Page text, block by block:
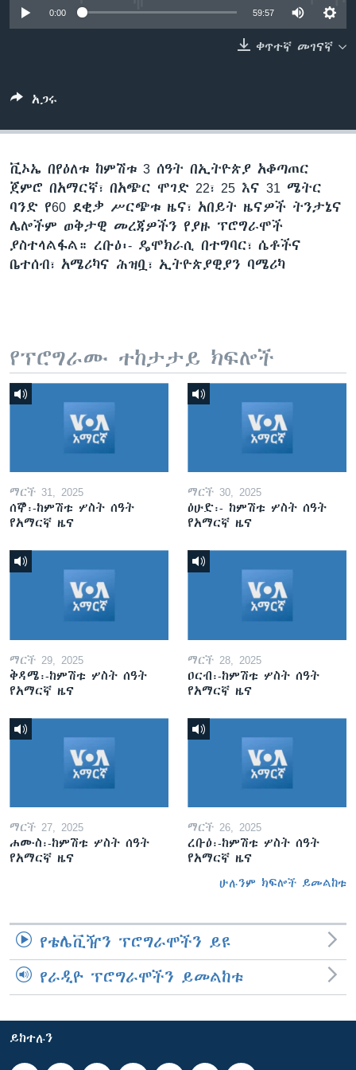
0:00 59:57
ቀጥተኛ መገናኛ
አጋሩ
ቪኦኤ በየዕለቱ ከምሽቱ 3 ሰዓት በኢትዮጵያ አቆጣጠር
ጀምሮ በአማርኛ፣ በአጭር ሞገድ 22፣ 25 እና 31 ሜትር
ባንድ የ60 ደቂቃ ሥርጭቱ ዜና፣ አበይት ዜናዎች ትንታኔና
ሌሎችም ወቅታዊ መረጃዎችን የያዙ ፕሮግራሞች
ያስተላልፋል። ረቡዕ፡- ዴሞክራሲ በተግባር፣ ሴቶችና
ቤተሰብ፣ አሜሪካና ሕዝቧ፣ ኢትዮጵያዊያን ባሜሪካ
የፕሮግራሙ ተከታታይ ክፍሎች
ማርች 31, 2025
ሰኞ፡-ከምሽቱ ሦስት ሰዓት
የአማርኛ ዜና
ማርች 30, 2025
ዕሁድ፡- ከምሽቱ ሦስት ሰዓት
የአማርኛ ዜና
ማርች 29, 2025
ቅዳሜ፡-ከምሽቱ ሦስት ሰዓት
የአማርኛ ዜና
ማርች 28, 2025
ዐርብ፡-ከምሽቱ ሦስት ሰዓት
የአማርኛ ዜና
ማርች 27, 2025
ሐሙስ፡-ከምሽቱ ሦስት ሰዓት
የአማርኛ ዜና
ማርች 26, 2025
ረቡዕ፡-ከምሽቱ ሦስት ሰዓት
የአማርኛ ዜና
ሁሉንም ክፍሎች ይመልከቱ
የቴሌቪዥን ፕሮግራሞችን ይዩ
የራዲዮ ፕሮግራሞችን ይመልከቱ
ይከተሉን